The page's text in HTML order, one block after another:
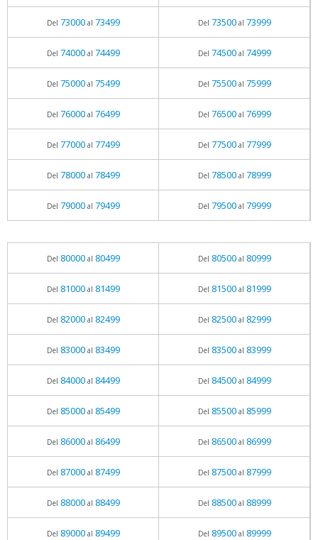
Del 73000al 73499 Del 73500al 73999
Del 74000al 74499 Del 74500al 74999
Del 75000al 75499 Del 75500al 75999
Del 76000al 76499 Del 76500al 76999
Del 77000al 77499 Del 77500al 77999
Del 78000al 78499 Del 78500al 78999
Del 79000al 79499 Del 79500al 79999
Del 80000al 80499 Del 80500al 80999
Del 81000al 81499 Del 81500al 81999
Del 82000al 82499 Del 82500al 82999
Del 83000al 83499 Del 83500al 83999
Del 84000al 84499 Del 84500al 84999
Del 85000al 85499 Del 85500al 85999
Del 86000al 86499 Del 86500al 86999
Del 87000al 87499 Del 87500al 87999
Del 88000al 88499 Del 88500al 88999
Del 89000al 89499 Del 89500al 89999